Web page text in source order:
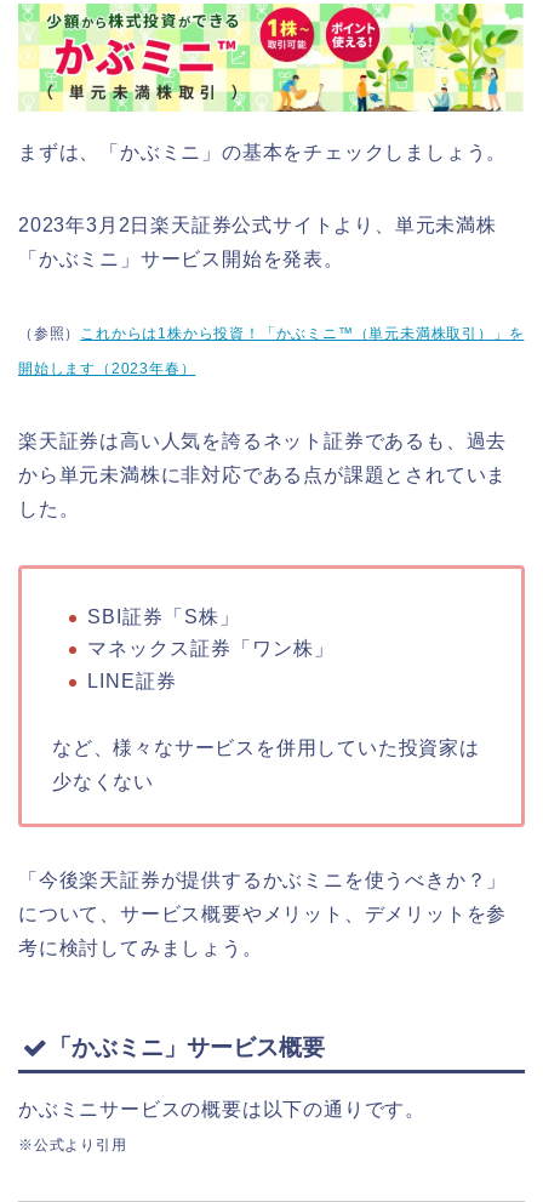
まずは、「かぶミニ」の基本をチェックしましょう。
2023年3月2日楽天証券公式サイトより、単元未満株
「かぶミニ」サービス開始を発表。
（参照） これからは1株から投資！「かぶミニ™（単元未満株取引）」を
開始します（2023年春）
楽天証券は高い人気を誇るネット証券であるも、過去
から単元未満株に非対応である点が課題とされていま
した。
SBI証券「S株」
マネックス証券「ワン株」
LINE証券
など、様々なサービスを併用していた投資家は
少なくない
「今後楽天証券が提供するかぶミニを使うべきか？」
について、サービス概要やメリット、デメリットを参
考に検討してみましょう。
「かぶミニ」サービス概要
かぶミニサービスの概要は以下の通りです。
※公式より引用